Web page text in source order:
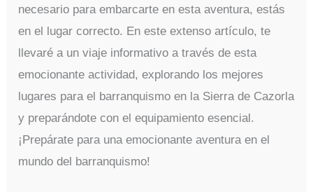
necesario para embarcarte en esta aventura, estás
en el lugar correcto. En este extenso artículo, te
llevaré a un viaje informativo a través de esta
emocionante actividad, explorando los mejores
lugares para el barranquismo en la Sierra de Cazorla
y preparándote con el equipamiento esencial.
¡Prepárate para una emocionante aventura en el
mundo del barranquismo!